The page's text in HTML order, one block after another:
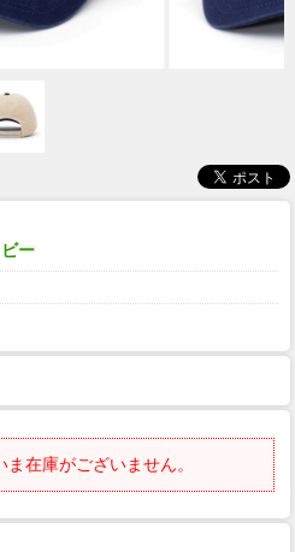
ー
在庫がございません。